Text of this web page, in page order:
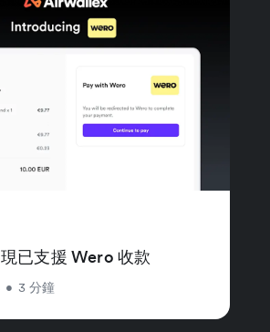
已支援 Wero 收款
• 3 分鐘